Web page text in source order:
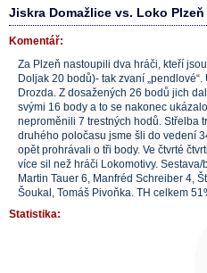
Jiskra Domažlice vs. Loko Plzeň
Komentář:
Za Plzeň nastoupili dva hráči, kteří
Doljak 20 bodů)- tak zvaní
Drozda. Z dosažených 26 bodů jich
svými 16 body a to se nakonec
neproměnili 7 trestných hodů. Střelba
druhého poločasu jsme šli do vedení
opět prohrávali o tři body. Ve čtvrté
více sil než hráči Lokomotivy.
Martin Tauer 6, Manfréd Schreiber 4,
Šoukal, Tomáš Pivoňka. TH celkem
Statistika: